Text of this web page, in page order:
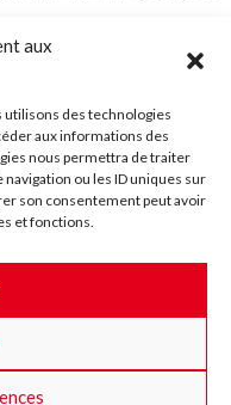
aux
des technologies
aux informations des
nous permettra de traiter
ou les ID uniques sur
son consentement peut avoir
et fonctions.
Youtube